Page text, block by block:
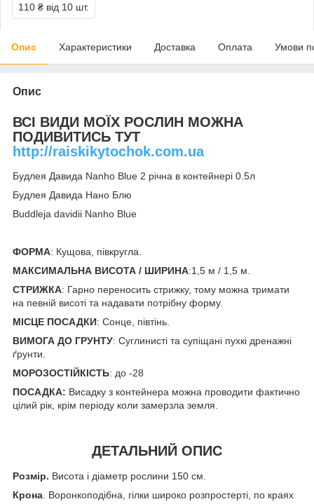
110 ₴ від 10 шт.
Опис Характеристики Доставка Оплата Умови
Опис
ВСІ ВИДИ МОЇХ РОСЛИН МОЖНА
ПОДИВИТИСЬ ТУТ
http://raiskikytochok.com.ua
Будлея Давида Nanho Blue 2 річна в контейнері 0.5л
Будлея Давида Нано Блю
Buddleja davidii Nanho Blue
ФОРМА: Кущова, півкругла.
МАКСИМАЛЬНА ВИСОТА / ШИРИНА:1,5 м / 1,5 м.
СТРИЖКА: Гарно переносить стрижку, тому можна тримати
на певній висоті та надавати потрібну форму.
МІСЦЕ ПОСАДКИ: Сонце, півтінь.
ВИМОГА ДО ГРУНТУ: Суглинисті та супіщані пухкі дренажні
ґрунти.
МОРОЗОСТІЙКІСТЬ: до -28
ПОСАДКА: Висадку з контейнера можна проводити фактично
цілий рік, крім періоду коли замерзла земля.
ДЕТАЛЬНИЙ ОПИС
Розмір. Висота і діаметр рослини 150 см.
Крона . Воронкоподібна, гілки широко розпростерті, по краях